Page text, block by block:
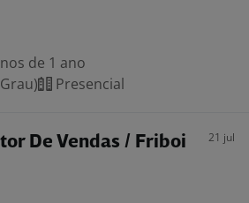
de 1 ano
Presencial
De Vendas / Friboi 21 jul